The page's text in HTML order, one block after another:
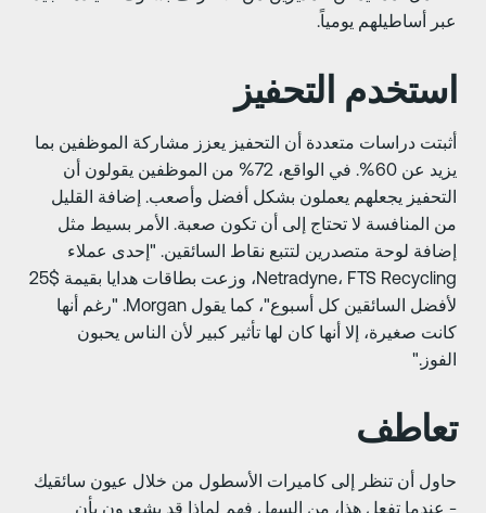
أساطيلهم يومياً.
التحفيز
دراسات متعددة أن التحفيز يعزز مشاركة الموظفين بما
يزيد عن 60%. في الواقع، 72% من الموظفين يقولون أن
يجعلهم يعملون بشكل أفضل وأصعب. إضافة القليل
المنافسة لا تحتاج إلى أن تكون صعبة. الأمر بسيط مثل
لوحة متصدرين لتتبع نقاط السائقين. "إحدى عملاء
Netradyne، FTS Recycling، وزعت بطاقات هدايا بقيمة $25
لأفضل السائقين كل أسبوع"، كما يقول Morgan. "رغم أنها
صغيرة، إلا أنها كان لها تأثير كبير لأن الناس يحبون
أن تنظر إلى كاميرات الأسطول من خلال عيون سائقيك
عندما تفعل هذا، من السهل فهم لماذا قد يشعرون بأن